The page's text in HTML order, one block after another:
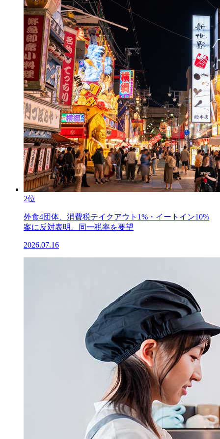
2位
外食4団体、消費税テイクアウト1%・イートイン10%
案に反対表明。同一税率を要望
2026.07.16